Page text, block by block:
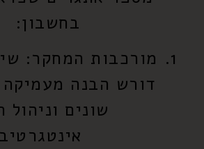
בחשבון:
מורכבות המחקר:
דורש הבנה
שונים וניהול